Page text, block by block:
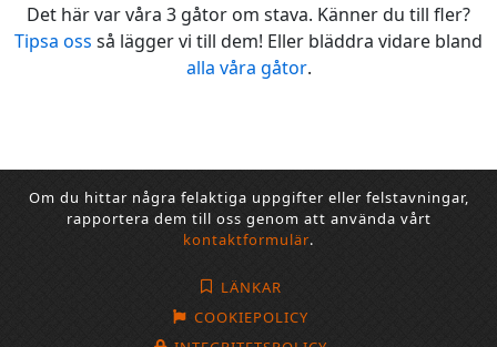
Det här var våra 3 gåtor om stava. Känner du till fler?
Tipsa oss så lägger vi till dem! Eller bläddra vidare bland
alla våra gåtor.
Om du hittar några felaktiga uppgifter eller felstavningar,
rapportera dem till oss genom att använda vårt
kontaktformulär.
LÄNKAR
COOKIEPOLICY